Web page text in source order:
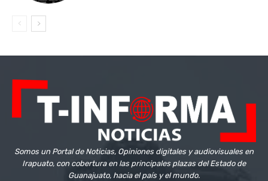
Somos un Portal de Noticias, Opiniones digitales y audiovisuales en
Irapuato, con cobertura en las principales plazas del Estado de
Guanajuato, hacia el país y el mundo.